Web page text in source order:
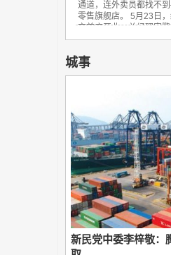
通道，连外卖员都找不
零售旗舰店。 5月23日
京首店开业。总经理宋
城事
新民党中委李梓敬：